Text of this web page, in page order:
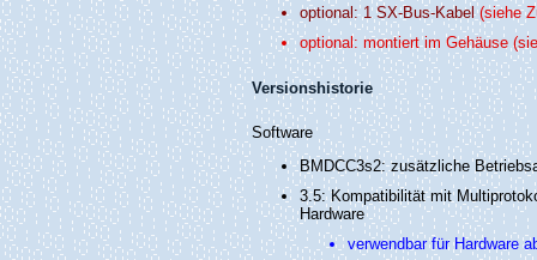
optional: 1 SX-Bus-Kabel(siehe
optional: montiert im Gehäuse
Versionshistorie
Software
BMDCC3s2: zusätzliche
3.5: Kompatibilität mit
Hardware
verwendbar für Hardware